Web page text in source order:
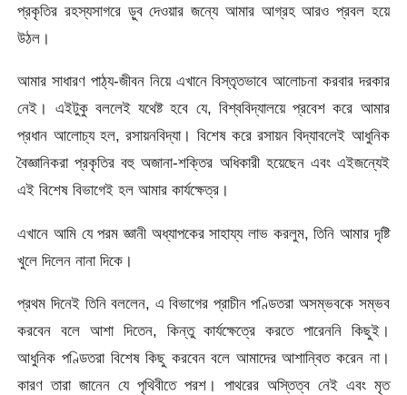
প্রকৃতির রহস্যসাগরে ড়ুব দেওয়ার জন্যে আমার আগ্রহ আরও প্রবল হয়ে
উঠল।
আমার সাধারণ পাঠ্য-জীবন নিয়ে এখানে বিস্তৃতভাবে আলোচনা করবার দরকার
নেই। এইটুকু বললেই যথেষ্ট হবে যে, বিশ্ববিদ্যালয়ে প্রবেশ করে আমার
প্রধান আলোচ্য হল, রসায়নবিদ্যা। বিশেষ করে রসায়ন বিদ্যাবলেই আধুনিক
বৈজ্ঞানিকরা প্রকৃতির বহু অজানা-শক্তির অধিকারী হয়েছেন এবং এইজন্যেই
এই বিশেষ বিভাগেই হল আমার কার্যক্ষেত্র।
এখানে আমি যে পরম জ্ঞানী অধ্যাপকের সাহায্য লাভ করলুম, তিনি আমার দৃষ্টি
খুলে দিলেন নানা দিকে।
প্রথম দিনেই তিনি বললেন, এ বিভাগের প্রাচীন পণ্ডিতরা অসম্ভবকে সম্ভব
করবেন বলে আশা দিতেন, কিন্তু কার্যক্ষেত্রে করতে পারেননি কিছুই।
আধুনিক পণ্ডিতরা বিশেষ কিছু করবেন বলে আমাদের আশান্বিত করেন না।
কারণ তারা জানেন যে পৃথিবীতে পরশ। পাথরের অস্তিত্ব নেই এবং মৃত